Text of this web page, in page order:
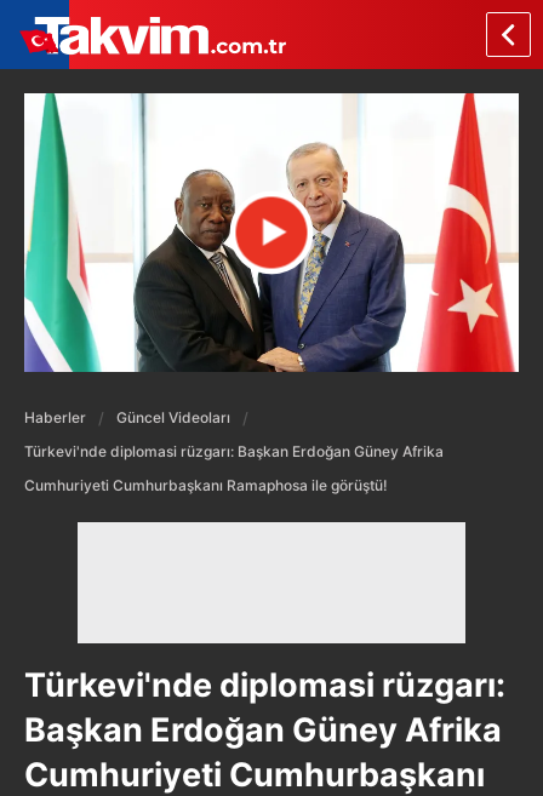
Haberler
Güncel Videoları
Türkevi'nde diplomasi rüzgarı: Başkan Erdoğan Güney Afrika
Cumhuriyeti Cumhurbaşkanı Ramaphosa ile görüştü!
Türkevi'nde diplomasi rüzgarı:
Başkan Erdoğan Güney Afrika
Cumhuriyeti Cumhurbaşkanı